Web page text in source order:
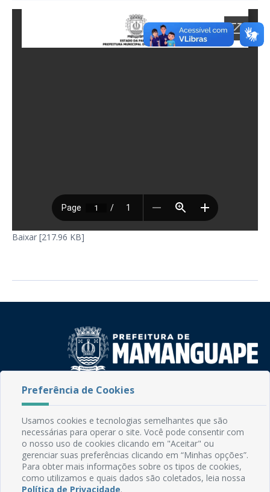
Baixar [217.96 KB]
Rua do Imperador, 78, Centro
CEP: 58.280-000 - Mamanguape/PB
Fone: (83) 3292-2246
Email: comunicacao@mamanguape.pb.gov.br
Expediente: Segunda à Sexta, das 08h às 13h
Mapa do Site
Perguntas frequentes
Preferência de Cookies
Usamos cookies e tecnologias semelhantes que são
necessárias para operar o site. Você pode consentir com
o nosso uso de cookies clicando em "Aceitar" ou
gerenciar suas preferências clicando em “Minhas opções”.
Para obter mais informações sobre os tipos de cookies,
como utilizamos e quais dados são coletados, leia nossa
Política de Privacidade.